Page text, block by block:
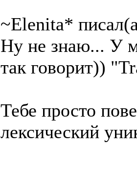
~Elenita*
Ну не знаю... У
так говорит))
Тебе просто
лексический